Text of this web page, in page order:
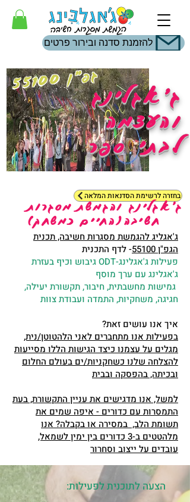
להזמנת סדנה ובירור פרטים
ג'אגלינג
והעצמה
לבתי ספר
גפ"ן
551
00
בחזרה לרשימת הסדנאות המלאה
ג'אגלינג והגמשת מסגרות
חשיבה(החיים כמשחק)
ג'אגליג להגמשת מסגרות חשיבה, תכנית
הגפ"ן 55100
- לדף התכנית
פעילות ג'אגלינג-ODT גיבוש וכיף בעזרת
ג'אגלינג עם ערך מוסף
גמישות מחשבתית, חיבור, תקשורת יעילה,
חגיגה, משחקיות, התמדה ועבודת צוות
איך אנו עושים זאת?
בפעילות אנו מתחברים לאני הלהטוטן/נית,
מגלים על עצמנו כיצד הגישות הללו מסייעות
להצלחה שלנו כשחקניות/ים בעולם החלום
ובכיתה, בהפסקה ובבית
למשל, אנו מדגישים את עניין התקשורת, בעת
התמסרות עם כדורים - איפה שמים את
תשומת הלב, במסירה או בקבלה? אנו
מלהטטים ב-3 כדורים בין ימין לשמאל,
עובדים על ייצוב וסחרור
הצעה לתוכנית לפעילות: